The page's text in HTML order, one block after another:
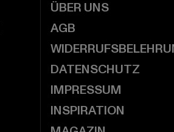
ÜBER UNS
AGB
DATENSCHUTZ
IMPRESSUM
INSPIRATION